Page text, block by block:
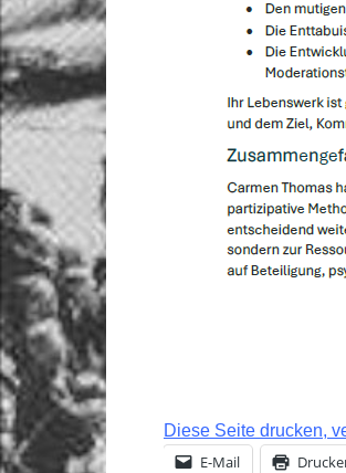
Diese Seite drucken,
E-Mail